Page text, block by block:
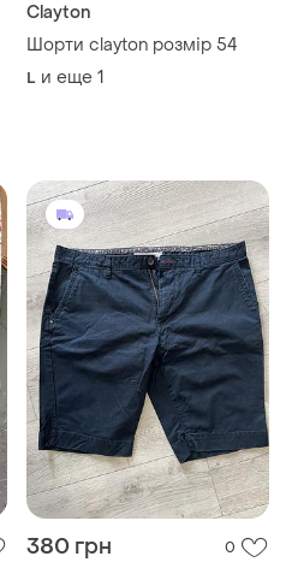
Clayton
Шорти clayton розмір 54
L и еще 1
380 грн
0